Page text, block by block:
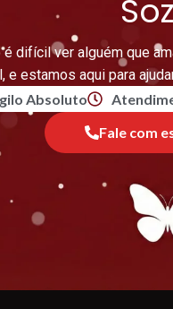
é difícil ver alguém que
e estamos aqui para
Absoluto
Fale com